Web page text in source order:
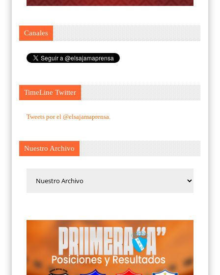
Canales
TimeLine Twitter
Tweets por el @elsajamaprensa.
Nuestro Archivo